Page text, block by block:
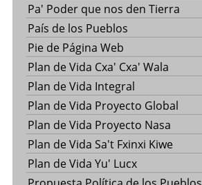
Pa' Poder que nos den Tierra
País de los Pueblos
Pie de Página Web
Plan de Vida Cxa' Cxa' Wala
Plan de Vida Integral
Plan de Vida Proyecto Global
Plan de Vida Proyecto Nasa
Plan de Vida Sa't Fxinxi Kiwe
Plan de Vida Yu' Lucx